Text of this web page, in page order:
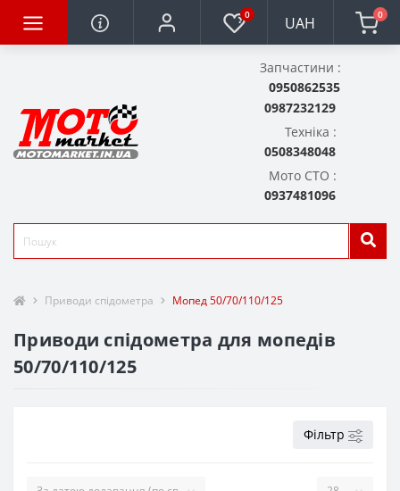
0 UAH 0
Запчастини :
0950862535
0987232129
Техніка :
0508348048
Мото СТО :
0937481096
Приводи спідометра Мопед 50/70/110/125
Приводи спідометра для мопедів
50/70/110/125
Фільтр